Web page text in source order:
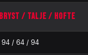
BRYST / TALJE / HOFTE
94 / 64 / 94